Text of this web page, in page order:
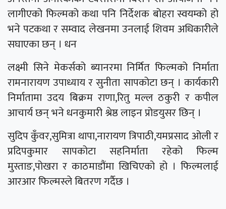
लागीएको फिल्मको कथा पनि निर्देशक बोहरा स्वयम्को हो
भने पटकथा र सम्वाद लेखनमा उनलाई शिवम अधिकारीले
सघाएका छन् । धन
लक्ष्मी सिने मेकर्सको ब्यानरमा निर्मित फिल्मको निर्माता
रामनारायण उपाध्याय र सुनीता सापकोटा छन् । कार्यकारी
निर्मातामा उदय बिक्रम राणा,रितु मल्ल ठकुरी र कपील
आचार्य छन् भने धनकुमारी श्रेष्ठ लाइन प्रोडयुसर छिन् ।
सुदिप कुँवर,सुमित्रा थापा,नारायण त्रिपाठी,यमप्रसाद ओली र
प्रदिपकुमार सापकोटा सहनिर्माता रहेको फिल्म
मुस्ताङ,पोखरा र काठमाडौंमा खिचिएको हो । फिल्मलाई
आरआर फिल्मस्ले बितरण गर्दैछ ।